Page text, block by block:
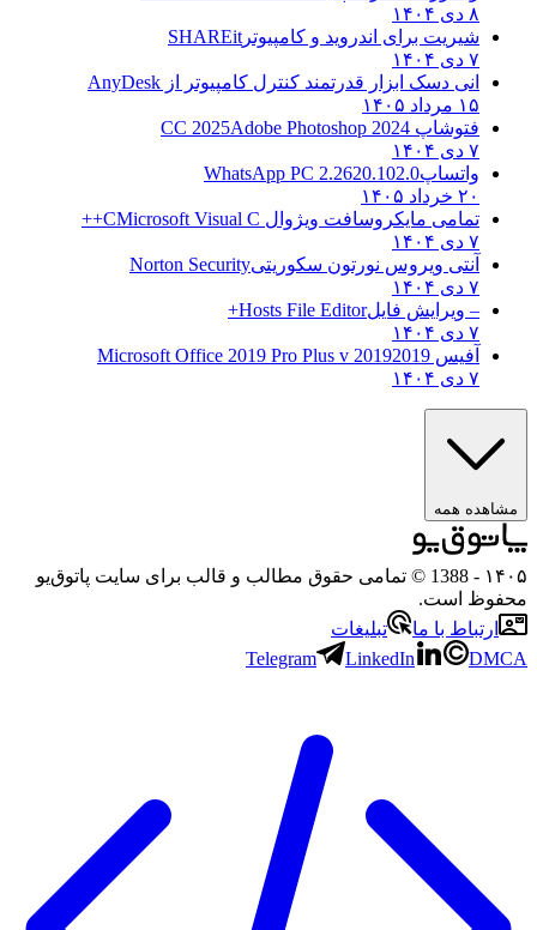
۸ دی ۱۴۰۴
شیریت برای اندروید و کامپیوتر SHAREit
۷ دی ۱۴۰۴
انی دسک ابزار قدرتمند کنترل کامپیوتر از AnyDesk
۱۵ مرداد ۱۴۰۵
فتوشاپ CC 2025 Adobe Photoshop 2024
۷ دی ۱۴۰۴
واتساپWhatsApp PC 2.2620.102.0
۲۰ خرداد ۱۴۰۵
تمامی مایکروسافت ویژوال C Microsoft Visual C++
۷ دی ۱۴۰۴
آنتی ویروس نورتون سکوریتیNorton Security
۷ دی ۱۴۰۴
– ویرایش فایلHosts File Editor+
۷ دی ۱۴۰۴
آفیس 2019 2019 Microsoft Office 2019 Pro Plus v
۷ دی ۱۴۰۴
مشاهده همه
۱۴۰۵
- 1388 © تمامی حقوق مطالب و قالب برای سایت پاتوق‌یو
محفوظ است.
ارتباط با ما
تبلیغات
Telegram
LinkedIn DMCA